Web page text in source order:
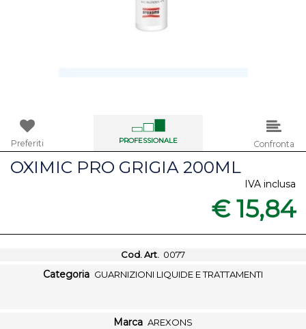
Preferiti PROFESSIONALE Confronta
OXIMIC PRO GRIGIA 200ML
IVA inclusa
€ 15,84
Cod. Art. 0077
Categoria GUARNIZIONI LIQUIDE E TRATTAMENTI
Marca AREXONS